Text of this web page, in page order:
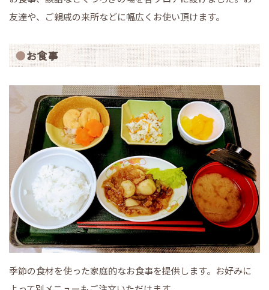
友達や、ご親戚の来所などに幅広くお使い頂けます。
お食事
季節の食材を使った家庭的なお食事を提供します。お好みに